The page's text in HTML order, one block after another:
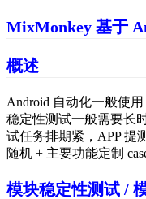
MixMonkey 基于
概述
Android 自动化一般使用
稳定性测试一般需要长
试任务排期紧，APP 提
随机 + 主要功能定制
模块稳定性测试 /